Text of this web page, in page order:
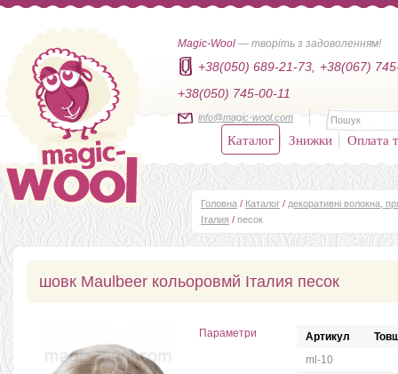
Magic-Wool — творіть з задоволенням!
+38(050) 689-21-73,
+38(067)
+38(050) 745-00-11
info@magic-wool.com
Каталог Знижки Оплата
Головна / Каталог / декоративні волокна,
Італия / песок
шовк Maulbeer кольоровмй Італия песок
Параметри Артикул
ml-10